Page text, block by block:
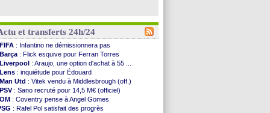
et transferts 24h/24
FIFA : Infantino ne démissionnera pas
Barça : Flick esquive pour Ferran Torres
Liverpool : Araujo, une option d'achat à 55 ...
Lens : inquiétude pour Édouard
Man Utd : Vitek vendu à Middlesbrough (off.)
PSV : Sano recruté pour 14,5 M€ (officiel)
OM : Coventry pense à Angel Gomes
: Rafel Pol satisfait des progrès